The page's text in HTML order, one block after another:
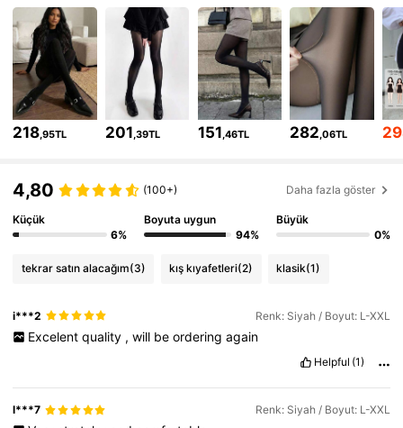
6.6M Takipçiler
4,86 6.6M Takipçiler
4,86 6.6M Takipçiler
4,86
218,95TL 201,39TL 151,46TL 282,06TL
4,80 (100+) Daha fazla göster
Küçük
6%
Boyuta uygun
94%
Büyük
0%
tekrar satın alacağım(3) kış kıyafetleri(2) klasik(1)
i***2 Renk: Siyah / Boyut: L-XXL
Excelent quality , will be ordering again
Helpful (1)
l***7 Renk: Siyah / Boyut: L-XXL